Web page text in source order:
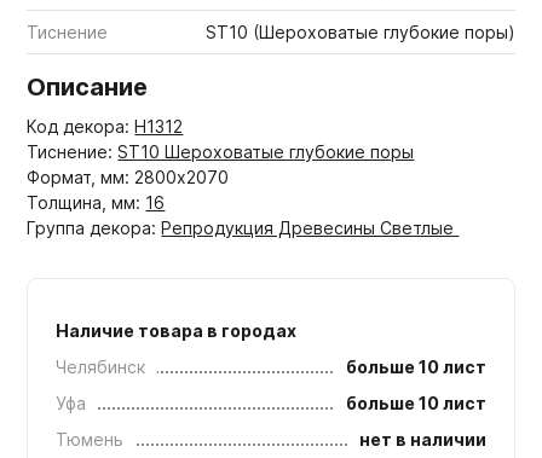
Тиснение ST10 (Шероховатые глубокие поры)
Описание
Код декора:H1312
Тиснение: ST10 Шероховатые глубокие поры
Формат, мм: 2800x2070
Толщина, мм: 16
Группа декора:Репродукция Древесины Светлые
Наличие товара в городах
Челябинск
больше 10 лист
Уфа
больше 10 лист
Тюмень
нет в наличии